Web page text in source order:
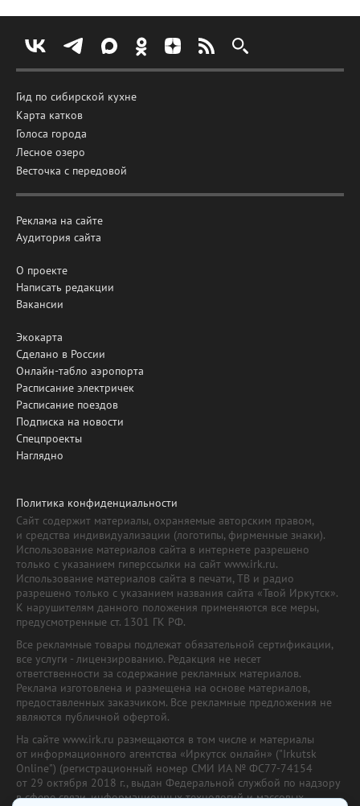
Гид по сибирской кухне
Карта катков
Голоса города
Лесное озеро
Весточка с передовой
Реклама на сайте
Аудитория сайта
О проекте
Написать редакции
Вакансии
Экокарта
Сделано в России
Онлайн-табло аэропорта
Расписание электричек
Расписание поездов
Подписка на новости
Спецпроекты
Наглядно
Политика конфиденциальности
Сайт содержит материалы, охраняемые авторским правом,
и средства индивидуализации (логотипы, фирменные знаки).
Использование материалов сайта в интернете разрешено
только с указанием гиперссылки на сайт www.irk.ru.
Использование материалов сайта в печати, ТВ и радио
разрешено только с указанием названия сайта «Твой Иркутск».
К нарушителям данного положения применяются все меры,
предусмотренные ст. 1301 ГК РФ.
Все рекламные товары подлежат обязательной сертификации,
все услуги - лицензированию. Редакция не несет
ответственности за содержание рекламных материалов.
Реклама изготовлена и размещена на основе материалов,
предоставленных заказчиком. Все рекламные предложения не
являются публичной офертой.
На сайте www.irk.ru размещаются в том числе и материалы
от информационного агентства «Иркутск онлайн» ("Irkutsk
Online") (регистрационный номер СМИ ИА № ФС77-74154
от 29 октября 2018 г., выдан Федеральной службой по надзору
в сфере связи, информационных технологий и массовых